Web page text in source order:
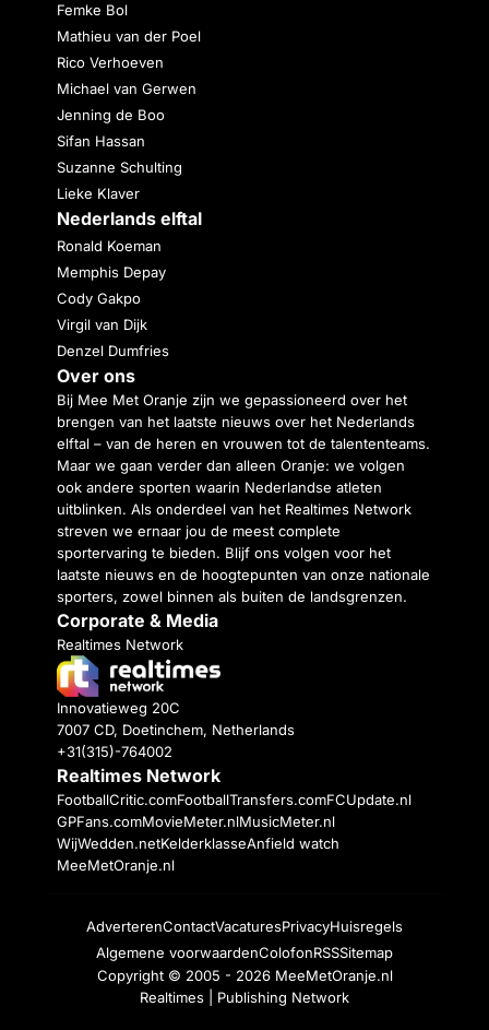
Femke Bol
Mathieu van der Poel
Rico Verhoeven
Michael van Gerwen
Jenning de Boo
Sifan Hassan
Suzanne Schulting
Lieke Klaver
Nederlands elftal
Ronald Koeman
Memphis Depay
Cody Gakpo
Virgil van Dijk
Denzel Dumfries
Over ons
Bij Mee Met Oranje zijn we gepassioneerd over het
brengen van het laatste nieuws over het Nederlands
elftal – van de heren en vrouwen tot de talententeams.
Maar we gaan verder dan alleen Oranje: we volgen
ook andere sporten waarin Nederlandse atleten
uitblinken. Als onderdeel van het Realtimes Network
streven we ernaar jou de meest complete
sportervaring te bieden. Blijf ons volgen voor het
laatste nieuws en de hoogtepunten van onze nationale
sporters, zowel binnen als buiten de landsgrenzen.
Corporate & Media
Realtimes Network
Innovatieweg 20C
7007 CD, Doetinchem, Netherlands
+31(315)-764002
Realtimes Network
FootballCritic.comFootballTransfers.comFCUpdate.nl
GPFans.comMovieMeter.nlMusicMeter.nl
WijWedden.netKelderklasseAnfield watch
MeeMetOranje.nl
AdverterenContactVacaturesPrivacyHuisregels
Algemene voorwaardenColofonRSSSitemap
Copyright © 2005 - 2026 MeeMetOranje.nl
Realtimes | Publishing Network